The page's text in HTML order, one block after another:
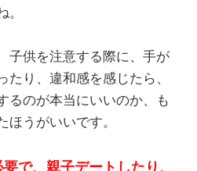
。
子供を注意する際に、手が
たり、違和感を感じたら、
るのが本当にいいのか、も
ほうがいいです。
で、親子デートしたり、